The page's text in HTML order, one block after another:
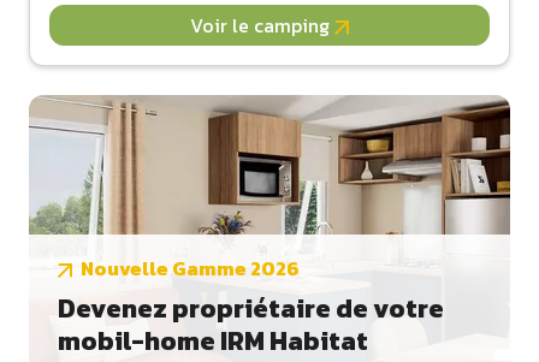
Voir le camping
Nouvelle Gamme 2026
Devenez propriétaire de votre
mobil-home IRM Habitat